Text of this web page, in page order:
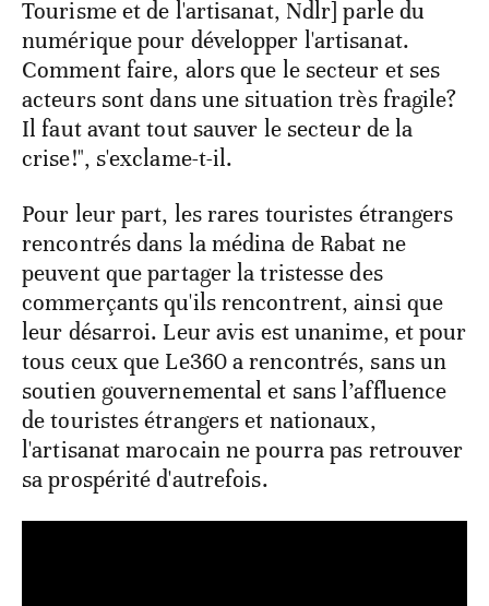
Tourisme et de l'artisanat, Ndlr] parle du
numérique pour développer l'artisanat.
Comment faire, alors que le secteur et ses
acteurs sont dans une situation très fragile?
Il faut avant tout sauver le secteur de la
crise!", s'exclame-t-il.
Pour leur part, les rares touristes étrangers
rencontrés dans la médina de Rabat ne
peuvent que partager la tristesse des
commerçants qu'ils rencontrent, ainsi que
leur désarroi. Leur avis est unanime, et pour
tous ceux que Le360 a rencontrés, sans un
soutien gouvernemental et sans l’affluence
de touristes étrangers et nationaux,
l'artisanat marocain ne pourra pas retrouver
sa prospérité d'autrefois.